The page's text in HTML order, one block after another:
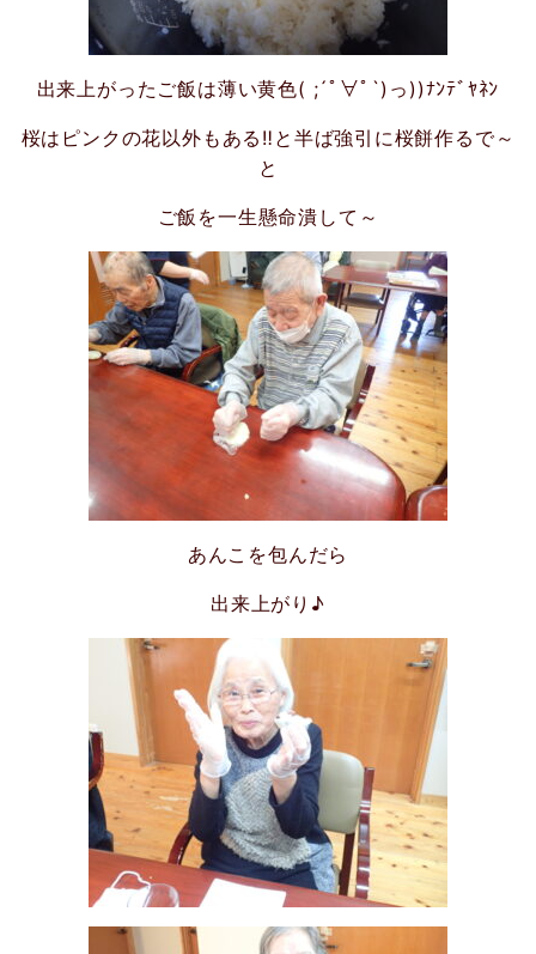
出来上がったご飯は薄い黄色( ;´ﾟ∀ﾟ`)っ))ﾅﾝﾃﾞﾔﾈﾝ
桜はピンクの花以外もある‼と半ば強引に桜餅作るで～
と
ご飯を一生懸命潰して～
あんこを包んだら
出来上がり♪